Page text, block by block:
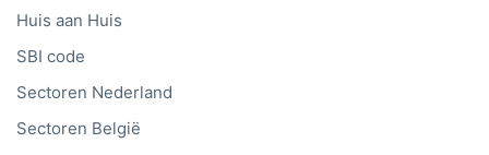
Huis aan Huis
SBI code
Sectoren Nederland
Sectoren België